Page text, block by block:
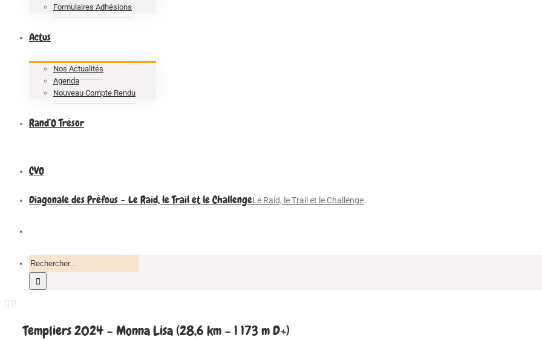
Formulaires Adhésions
Actus
Nos Actualités
Agenda
Nouveau Compte Rendu
Rand’O Trésor
CVO
Diagonale des Préfous – Le Raid, le Trail et le ChallengeLe Raid, le Trail et le Challenge
Recherche
pour
Templiers 2024 – Monna Lisa (28,6 km – 1 173 m D+)